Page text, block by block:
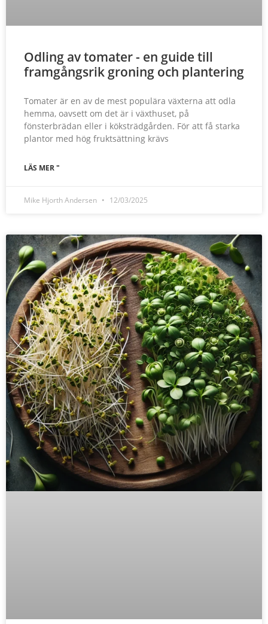
Odling av tomater - en guide till
framgångsrik groning och plantering
Tomater är en av de mest populära växterna att odla
hemma, oavsett om det är i växthuset, på
fönsterbrädan eller i köksträdgården. För att få starka
plantor med hög fruktsättning krävs
LÄS MER "
Mike Hjorth Andersen 12/03/2025